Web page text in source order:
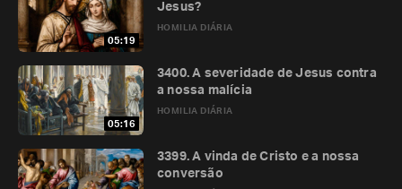
05:19
HOMILIA DIÁRIA
Jesus?
05:16
HOMILIA DIÁRIA
3400. A severidade de Jesus contra
a nossa malícia
3399. A vinda de Cristo e a nossa
conversão